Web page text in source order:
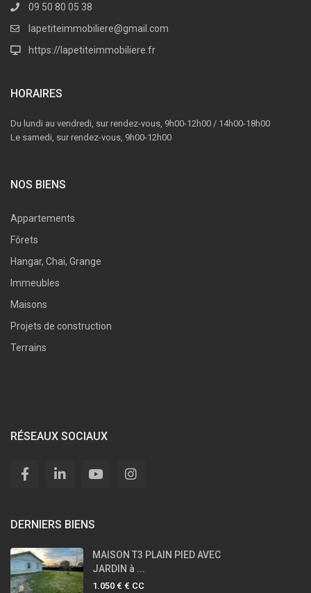
09 50 80 05 38
lapetiteimmobiliere@gmail.com
https://lapetiteimmobiliere.fr
HORAIRES
Du lundi au vendredi, sur rendez-vous, 9h00-12h00 / 14h00-18h00
Le samedi, sur rendez-vous, 9h00-12h00
NOS BIENS
Appartements
Fôrets
Hangar, Chai, Grange
Immeubles
Maisons
Projets de construction
Terrains
RÉSEAUX SOCIAUX
DERNIERS BIENS
MAISON T3 PLAIN PIED AVEC
JARDIN à ...
1.050 € € CC